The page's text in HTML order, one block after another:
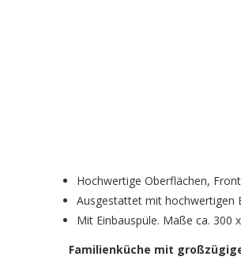
Hochwertige Oberflächen,
Ausgestattet mit hochwertigen
Mit Einbauspüle. Maße ca. 300
Familienküche mit